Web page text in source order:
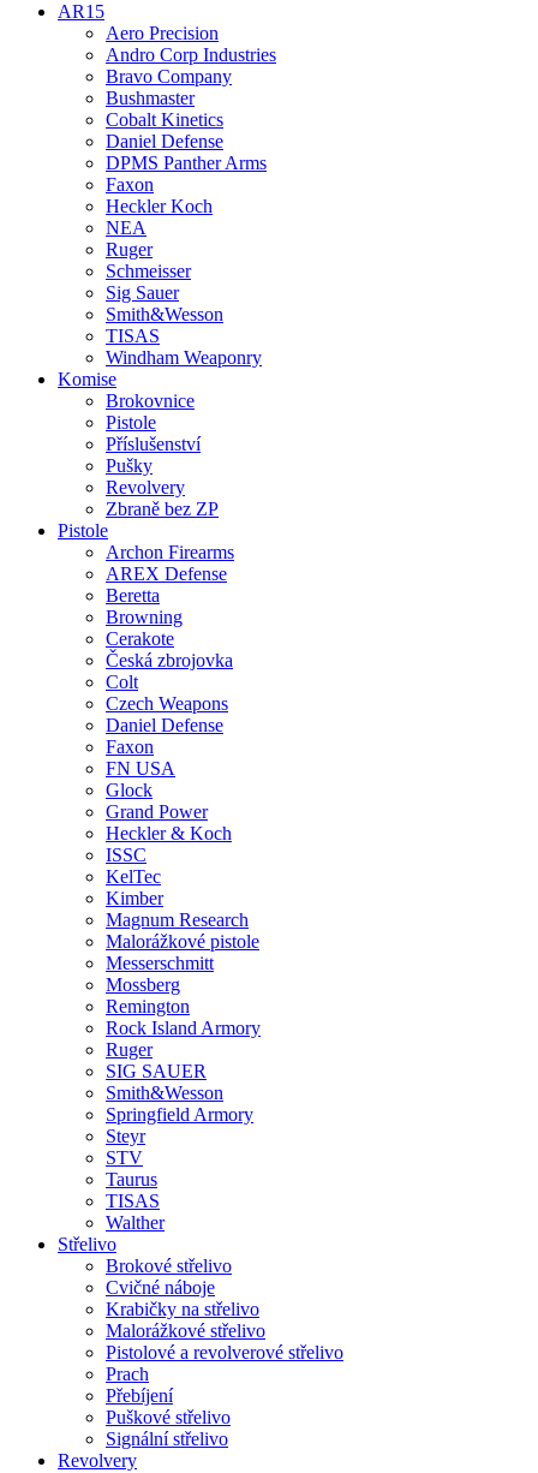
AR15
Aero Precision
Andro Corp Industries
Bravo Company
Bushmaster
Cobalt Kinetics
Daniel Defense
DPMS Panther Arms
Faxon
Heckler Koch
NEA
Ruger
Schmeisser
Sig Sauer
Smith&Wesson
TISAS
Windham Weaponry
Komise
Brokovnice
Pistole
Příslušenství
Pušky
Revolvery
Zbraně bez ZP
Pistole
Archon Firearms
AREX Defense
Beretta
Browning
Cerakote
Česká zbrojovka
Colt
Czech Weapons
Daniel Defense
Faxon
FN USA
Glock
Grand Power
Heckler & Koch
ISSC
KelTec
Kimber
Magnum Research
Malorážkové pistole
Messerschmitt
Mossberg
Remington
Rock Island Armory
Ruger
SIG SAUER
Smith&Wesson
Springfield Armory
Steyr
STV
Taurus
TISAS
Walther
Střelivo
Brokové střelivo
Cvičné náboje
Krabičky na střelivo
Malorážkové střelivo
Pistolové a revolverové střelivo
Prach
Přebíjení
Puškové střelivo
Signální střelivo
Revolvery